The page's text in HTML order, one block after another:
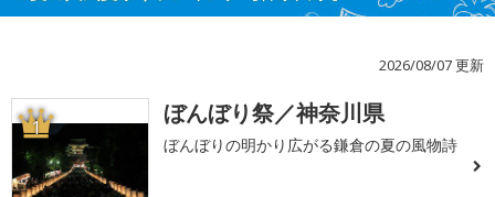
2026/08/07 更新
1 ぼんぼり祭／神奈川県
ぼんぼりの明かり広がる鎌倉の夏の風物詩